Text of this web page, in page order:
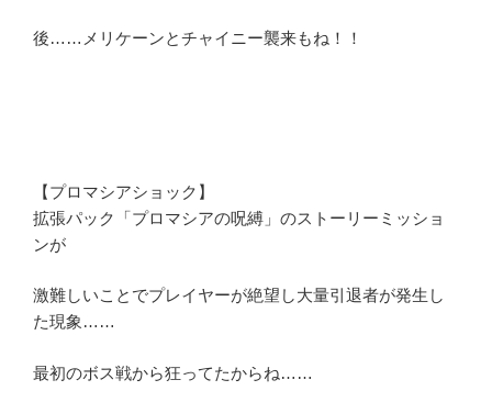
後……メリケーンとチャイニー襲来もね！！
【プロマシアショック】
拡張パック「プロマシアの呪縛」のストーリーミッショ
ンが
激難しいことでプレイヤーが絶望し大量引退者が発生し
た現象……
最初のボス戦から狂ってたからね……